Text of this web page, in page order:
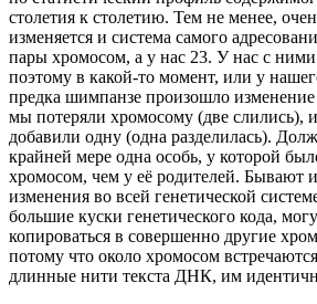
столетия к столетию. Тем не менее,
изменяется и система самого
пары хромосом, а у нас 23. У нас с
поэтому в какой-то момент, или у
предка шимпанзе произошло
мы потеряли хромосому (две слились),
добавили одну (одна разделилась).
крайней мере одна особь, у которой
хромосом, чем у её родителей. Бывают
изменения во всей генетической
большие куски генетического кода,
копироваться в совершенно другие
потому что около хромосом
длинные нити текста ДНК, им